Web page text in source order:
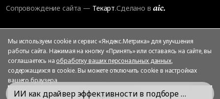
ИИ как драйвер эффективности в подборе персонала
Сопровождение сайта — Текарт.Сделано в
Мы используем cookie и сервис «Яндекс.Метрика» для улучшения
работы сайта. Нажимая на кнопку «Принять» или оставаясь на сайте, вы
соглашаетесь на обработку ваших персональных данных,
содержащихся в cookie. Вы можете отключить cookie в настройках
вашего браузера
Принять